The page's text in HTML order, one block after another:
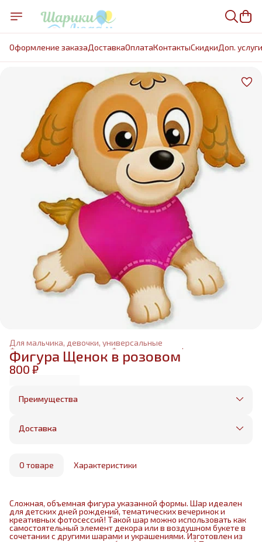
Оформление заказаДоставкаОплатаКонтактыCкидкиДоп. услуги
Для мальчика, девочки, универсальные
Фольгированные фигуры
Фольгированные шары
Главная
Фигура Щенок в розовом
800 ₽
Преимущества
Оплата частями в Сплит
Бесплатная доставка в пределах КАД
маркетплейса
Доставка
О товаре Характеристики
Сложная, объемная фигура указанной формы. Шар идеален
для детских дней рождений, тематических вечеринок и
креативных фотосессий! Такой шар можно использовать как
самостоятельный элемент декора или в воздушном букете в
сочетании с другими шарами и украшениями. Изготовлен из